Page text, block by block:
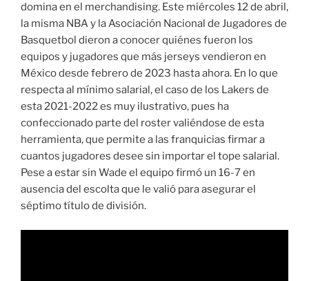
domina en el merchandising. Este miércoles 12 de abril,
la misma NBA y la Asociación Nacional de Jugadores de
Basquetbol dieron a conocer quiénes fueron los
equipos y jugadores que más jerseys vendieron en
México desde febrero de 2023 hasta ahora. En lo que
respecta al mínimo salarial, el caso de los Lakers de
esta 2021-2022 es muy ilustrativo, pues ha
confeccionado parte del roster valiéndose de esta
herramienta, que permite a las franquicias firmar a
cuantos jugadores desee sin importar el tope salarial.
Pese a estar sin Wade el equipo firmó un 16-7 en
ausencia del escolta que le valió para asegurar el
séptimo título de división.